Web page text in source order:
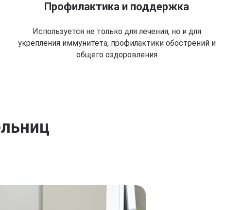
Профилактика и поддержка
Используется не только для лечения, но и для
укрепления иммунитета, профилактики обострений и
общего оздоровления